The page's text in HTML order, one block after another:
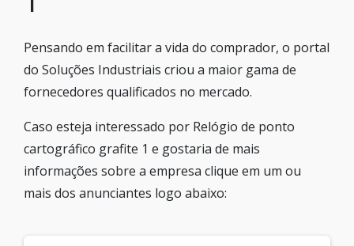
Pensando em facilitar a vida do comprador, o portal
do Soluções Industriais criou a maior gama de
fornecedores qualificados no mercado.
Caso esteja interessado por Relógio de ponto
cartográfico grafite 1 e gostaria de mais
informações sobre a empresa clique em um ou
mais dos anunciantes logo abaixo: